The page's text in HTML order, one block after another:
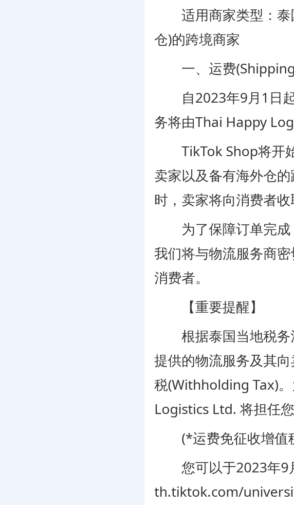
适用商家类型：泰
仓)的跨境商家
一、运费(Shipping
自2023年9月1日起
务将由Thai Happy
TikTok Shop将开始
卖家以及备有海外仓
时，卖家将向消费者收
为了保障订单完成
我们将与物流服务商
消费者。
【重要提醒】
根据泰国当地税务
提供的物流服务及其
税(Withholding Tax)
Logistics Ltd. 将担任
(*运费免征收增值
您可以于2023年9
th.tiktok.com/